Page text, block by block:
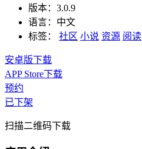
版本： 3.0.9
语言： 中文
标签：
社区 小说 资源 阅读
安卓版下载
APP Store下载
预约
已下架
扫描二维码下载